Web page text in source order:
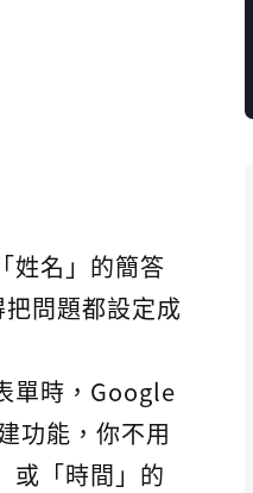
姓名」的簡答
問題都設定成
單時，Google
功能，你不用
或「時間」的